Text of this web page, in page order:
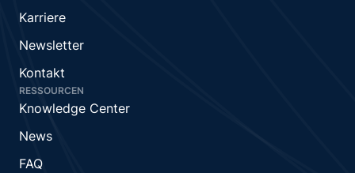
Karriere
Newsletter
Kontakt
RESSOURCEN
Knowledge Center
News
FAQ